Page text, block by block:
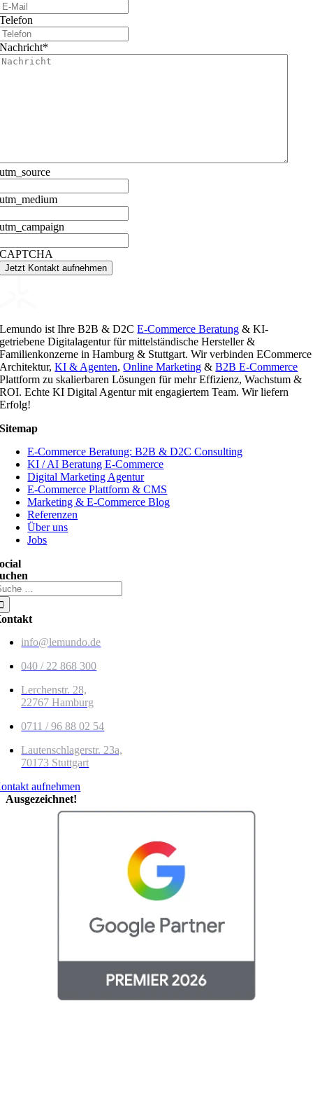
Telefon
Nachricht*
utm_source
utm_medium
utm_campaign
CAPTCHA
Jetzt Kontakt aufnehmen
Lemundo ist Ihre B2B & D2CE-Commerce Beratung & KI-
getriebene Digitalagentur für mittelständische Hersteller &
Familienkonzerne in Hamburg & Stuttgart. Wir verbinden ECommerce
Architektur,KI & Agenten,Online Marketing &B2B E-Commerce
Plattform zu skalierbaren Lösungen für mehr Effizienz, Wachstum &
ROI. Echte KI Digital Agentur mit engagiertem Team. Wir liefern
Erfolg!
Sitemap
E-Commerce Beratung: B2B & D2C Consulting
KI / AI Beratung E-Commerce
Digital Marketing Agentur
E-Commerce Plattform & CMS
Marketing & E-Commerce Blog
Referenzen
Über uns
Jobs
info@lemundo.de
040 / 22 868 300
Lerchenstr. 28,
22767 Hamburg
0711 / 96 88 02 54
Lautenschlagerstr. 23a,
70173 Stuttgart
aufnehmen
Ausgezeichnet!